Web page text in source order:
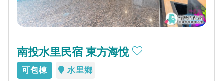
南投水里民宿 東方海悅
可包棟 水里鄉